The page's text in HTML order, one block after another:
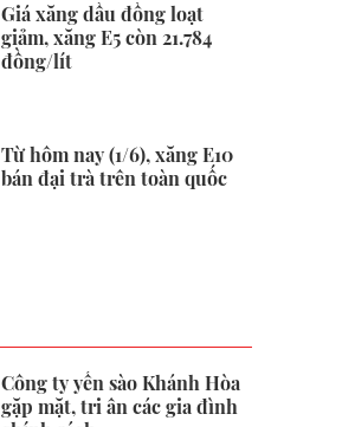
Giá xăng dầu đồng loạt
giảm, xăng E5 còn 21.784
đồng/lít
Từ hôm nay (1/6), xăng E10
bán đại trà trên toàn quốc
Công ty yến sào Khánh Hòa
gặp mặt, tri ân các gia đình